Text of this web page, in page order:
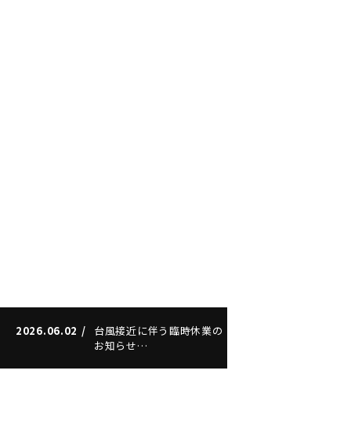
2026.06.02
台風接近に伴う臨時休業の
お知らせ…